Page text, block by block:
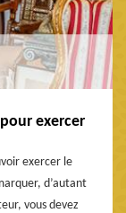
exercer
exercer le
d’autant
vous devez